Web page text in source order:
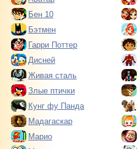
Бен 10
Бэтмен
Гарри Поттер
Дисней
Живая сталь
Злые птички
Кунг фу Панда
Мадагаскар
Марио